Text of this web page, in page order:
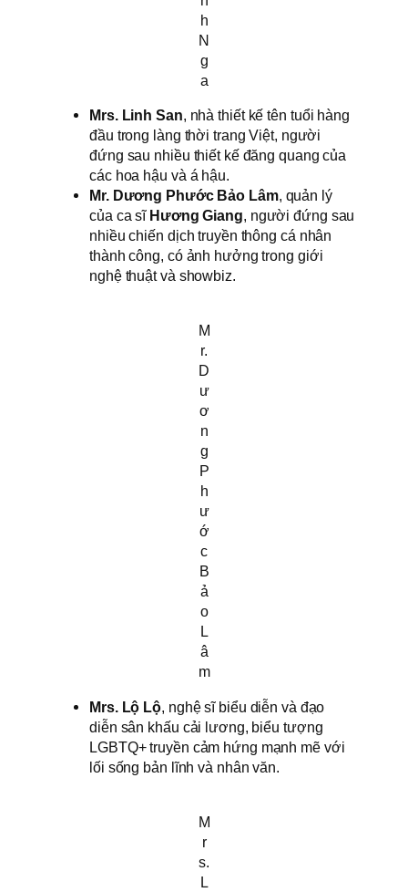
h
N
g
a
Mrs. Linh San, nhà thiết kế tên tuổi hàng
đầu trong làng thời trang Việt, người
đứng sau nhiều thiết kế đăng quang của
các hoa hậu và á hậu.
Mr. Dương Phước Bảo Lâm, quản lý
của ca sĩ Hương Giang, người đứng sau
nhiều chiến dịch truyền thông cá nhân
thành công, có ảnh hưởng trong giới
nghệ thuật và showbiz.
M
r.
D
ư
ơ
n
g
P
h
ư
ớ
c
B
ả
o
L
â
m
Mrs. Lộ Lộ , nghệ sĩ biểu diễn và đạo
diễn sân khấu cải lương, biểu tượng
LGBTQ+ truyền cảm hứng mạnh mẽ với
lối sống bản lĩnh và nhân văn.
M
r
s.
L